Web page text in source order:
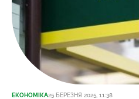
ЕКОНОМІКА25 БЕРЕЗНЯ 2025, 11:38